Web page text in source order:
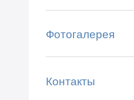
Фотогалерея
Контакты